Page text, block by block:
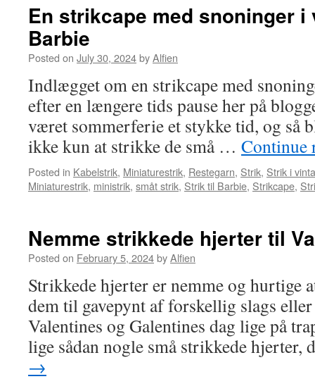
En strikcape med snoninger
Barbie
Posted on July 30, 2024byAlfien
Indlægget om en strikcape med
efter en længere tids pause her på
været sommerferie et stykke tid, og så
ikke kun at strikke de små … Continue
Posted in Kabelstrik, Miniaturestrik, Restegarn, Strik, Strik i
Miniaturestrik, ministrik, småt strik, Strik til Barbie, Strikcape,
Nemme strikkede hjerter til
Posted on February 5, 2024byAlfien
Strikkede hjerter er nemme og hurtige
dem til gavepynt af forskellig slags
Valentines og Galentines dag lige på
lige sådan nogle små strikkede
→